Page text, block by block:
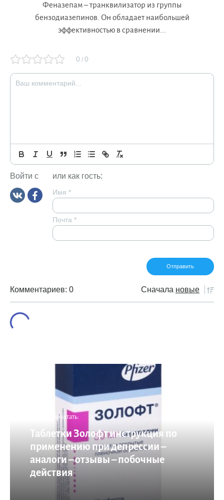
Феназепам – транквилизатор из группы
бензодиазепинов. Он обладает наибольшей
эффективностью в сравнении...
0 / 0
Войти с или как гость:
Имя *
Почта *
Комментариев: 0 Сначала новые
Что еще почитать:
Таблетки Золофт инструкция по
применению при депрессии –
аналоги – отзывы – побочные
действия